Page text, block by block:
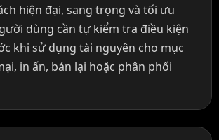
hiện đại, sang trọng và tối ưu
dùng cần tự kiểm tra điều kiện
khi sử dụng tài nguyên cho mục
in ấn, bán lại hoặc phân phối